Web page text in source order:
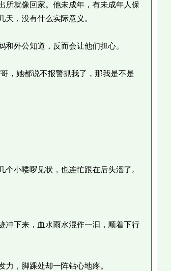
就像回家。他未成年，有未成年人保
，没有什么实际意义。
外公知道，反而会让他们担心。
，她都说不报警抓我了，那我是不是
小喽啰见状，也连忙跟在后头溜了。
下来，血水雨水混作一汩，顺着下行
，脚踝处却一阵钻心地疼。